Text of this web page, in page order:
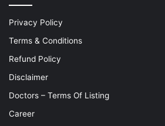
Privacy Policy
Terms & Conditions
Refund Policy
Disclaimer
Doctors – Terms Of Listing
Career